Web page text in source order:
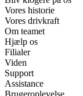
Vores historie
Vores drivkraft
Om teamet
Hjælp os
Filialer
Viden
Support
Assistance